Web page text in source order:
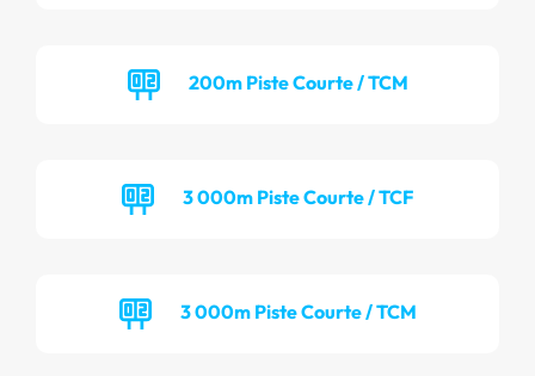
200m Piste Courte / TCM
3 000m Piste Courte / TCF
3 000m Piste Courte / TCM